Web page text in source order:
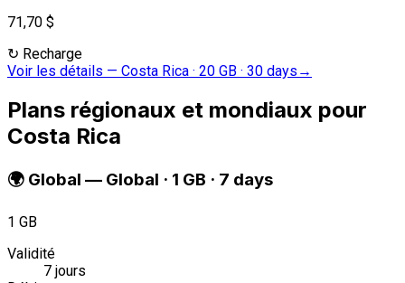
71,70 $
↻ Recharge
Voir les détails — Costa Rica · 20 GB · 30 days →
Plans régionaux et mondiaux pour
Costa Rica
🌍 Global — Global · 1 GB · 7 days
1 GB
Validité
7 jours